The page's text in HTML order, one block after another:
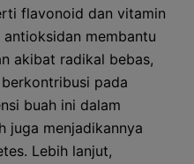
flavonoid dan vitamin
membantu
akibat radikal bebas,
pada
buah ini dalam
juga menjadikannya
Lebih lanjut,